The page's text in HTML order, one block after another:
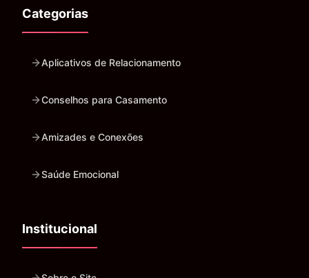
Categorias
Aplicativos de Relacionamento
Conselhos para Casamento
Amizades e Conexões
Saúde Emocional
Institucional